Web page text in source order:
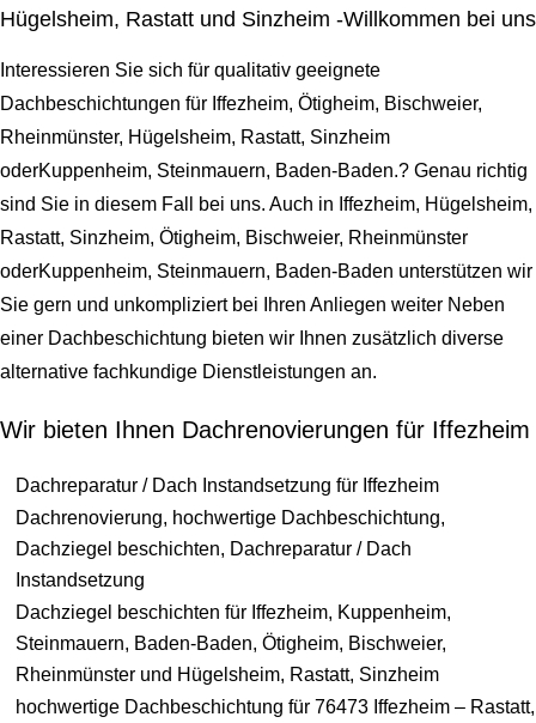
Hügelsheim, Rastatt und Sinzheim -Willkommen bei uns
Interessieren Sie sich für qualitativ geeignete
Dachbeschichtungen für Iffezheim, Ötigheim, Bischweier,
Rheinmünster, Hügelsheim, Rastatt, Sinzheim
oderKuppenheim, Steinmauern, Baden-Baden.? Genau richtig
sind Sie in diesem Fall bei uns. Auch in Iffezheim, Hügelsheim,
Rastatt, Sinzheim, Ötigheim, Bischweier, Rheinmünster
oderKuppenheim, Steinmauern, Baden-Baden unterstützen wir
Sie gern und unkompliziert bei Ihren Anliegen weiter Neben
einer Dachbeschichtung bieten wir Ihnen zusätzlich diverse
alternative fachkundige Dienstleistungen an.
Wir bieten Ihnen Dachrenovierungen für Iffezheim
Dachreparatur / Dach Instandsetzung für Iffezheim
Dachrenovierung, hochwertige Dachbeschichtung,
Dachziegel beschichten, Dachreparatur / Dach
Instandsetzung
Dachziegel beschichten für Iffezheim, Kuppenheim,
Steinmauern, Baden-Baden, Ötigheim, Bischweier,
Rheinmünster und Hügelsheim, Rastatt, Sinzheim
hochwertige Dachbeschichtung für 76473 Iffezheim – Rastatt,